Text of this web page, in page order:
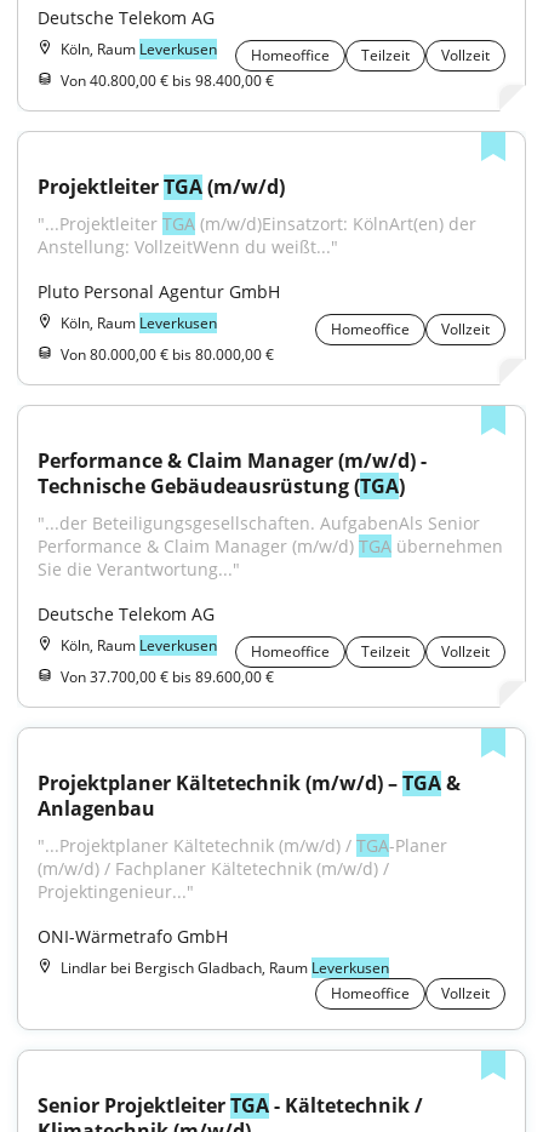
Deutsche Telekom AG
Köln, Raum Leverkusen Homeoffice Teilzeit
Vollzeit
Von 40.800,00 € bis 98.400,00 €
Projektleiter TGA (m/w/d)
"...Projektleiter TGA (m/w/d)Einsatzort: KölnArt(en) der
Anstellung: VollzeitWenn du weißt..."
Pluto Personal Agentur GmbH
Köln, Raum Leverkusen Homeoffice
Vollzeit
Von 80.000,00 € bis 80.000,00 €
Performance & Claim Manager (m/w/d) -
Technische Gebäudeausrüstung (TGA)
"...der Beteiligungsgesellschaften. AufgabenAls Senior
Performance & Claim Manager (m/w/d) TGA übernehmen
Sie die Verantwortung..."
Deutsche Telekom AG
Köln, Raum Leverkusen Homeoffice Teilzeit
Vollzeit
Von 37.700,00 € bis 89.600,00 €
Projektplaner Kältetechnik (m/w/d) – TGA &
Anlagenbau
"...Projektplaner Kältetechnik (m/w/d) / TGA-Planer
(m/w/d) / Fachplaner Kältetechnik (m/w/d) /
Projektingenieur..."
ONI-Wärmetrafo GmbH
Lindlar bei Bergisch Gladbach, Raum Leverkusen
Homeoffice
Vollzeit
Senior Projektleiter TGA - Kältetechnik /